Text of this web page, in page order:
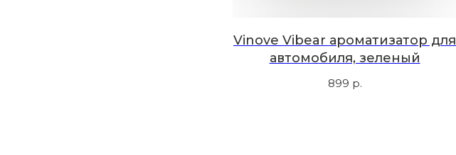
Vinove Vibear ароматизатор для
автомобиля, зеленый
899 р.